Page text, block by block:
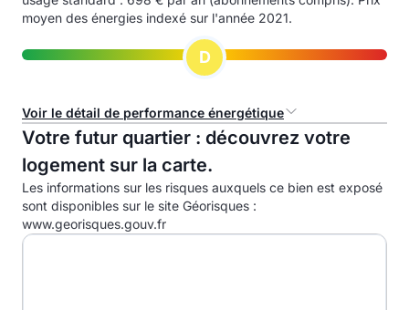
moyen des énergies indexé sur l'année 2021.
D
Voir le détail de performance énergétique
Consommation d'énergie primaire (CEP)
A
B
Votre futur quartier : découvrez votre
logement sur la carte.
Les informations sur les risques auxquels ce bien est exposé
sont disponibles sur le site Géorisques :
www.georisques.gouv.fr